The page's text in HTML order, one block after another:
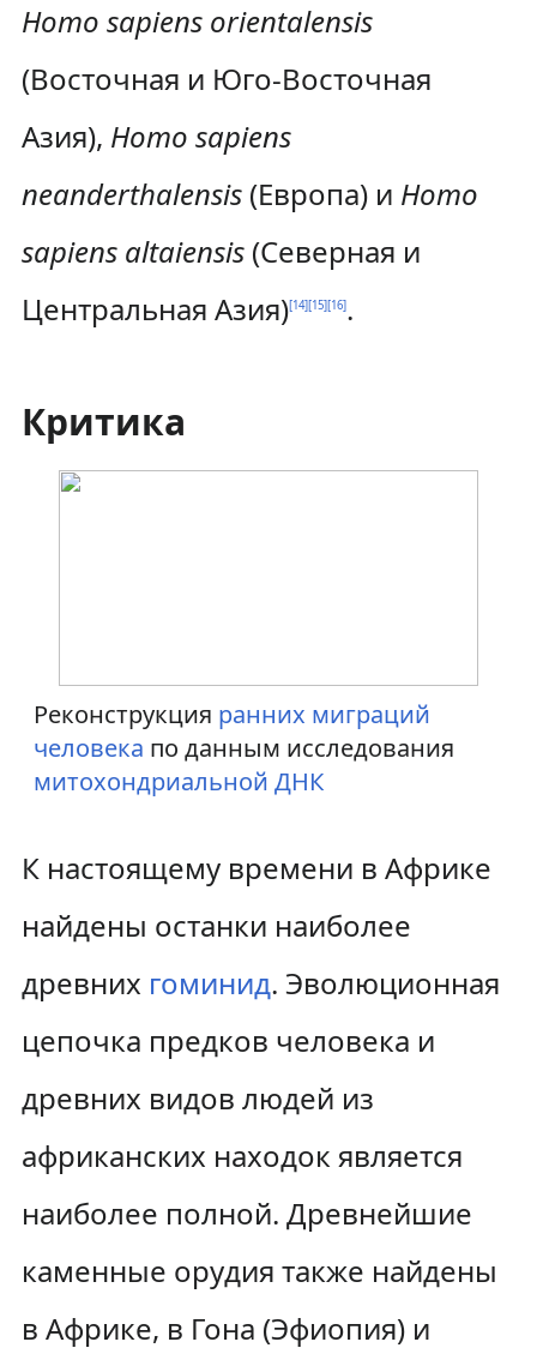
Homo sapiens orientalensis
(Восточная и Юго-Восточная
Азия), Homo sapiens
neanderthalensis(Европа) и Homo
sapiens altaiensis(Северная и
Центральная Азия)[14][15][16].
Критика
Реконструкция ранних миграций
человека по данным исследования
митохондриальной ДНК
К настоящему времени в Африке
найдены останки наиболее
древних гоминид. Эволюционная
цепочка предков человека и
древних видов людей из
африканских находок является
наиболее полной. Древнейшие
каменные орудия также найдены
в Африке, в Гона (Эфиопия) и